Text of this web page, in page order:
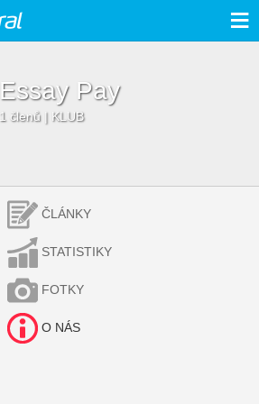
≡
Essay Pay
1 členů | KLUB
ČLÁNKY
STATISTIKY
FOTKY
O NÁS